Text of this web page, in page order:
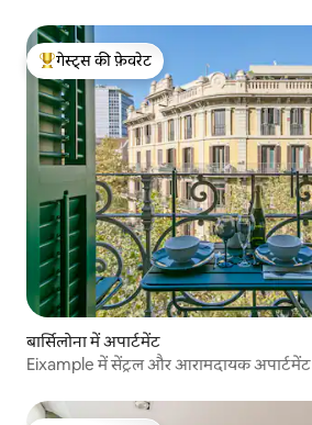
गेस्ट्स का टॉप फ़ेवरेट
गेस्ट्स की फ़ेवरेट
बार्सिलोना में अपार्टमेंट
Eixample में सेंट्रल और आरामदायक अपार्टमेंट